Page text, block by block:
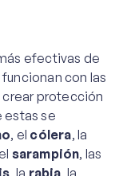
efectivas de
con las
crear protección
estas se
, el cólera, la
sarampión, las
, la rabia , la